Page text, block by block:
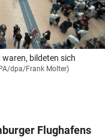
bildeten sich
dpa/Frank Molter)
Flughafens